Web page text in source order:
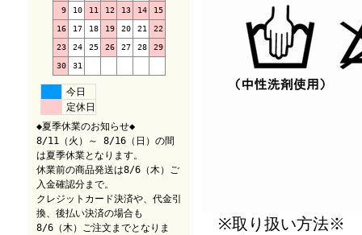
9 10 11 12 13 14 15
16 17 18 19 20 21 22
23 24 25 26 27 28 29
30 31
今日
定休日
◆夏季休業のお知らせ◆
8/11（火）～ 8/16（日）の間
は夏季休業となります。
休業前の商品発送は8/6（木）ご
入金確認分まで。
クレジットカード決済や、代金引
換、後払い決済の場合も
8/6（木）ご注文までとなりま
※取り扱い方法※